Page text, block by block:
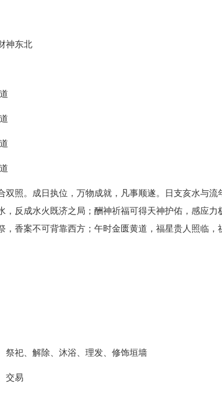
神东北
双照。成日执位，万物成就，凡事顺遂。日支亥水与流
，反成水火既济之局；酬神祈福可得天神护佑，感应力
，香案不可背靠西方；午时金匮黄道，福星贵人照临，
祭祀、解除、沐浴、理发、修饰垣墙
交易